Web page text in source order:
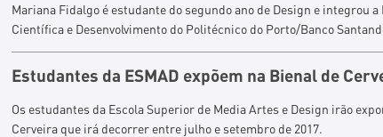
Mariana Fidalgo é estudante do segundo ano de Design e integrou
Científica e Desenvolvimento do Politécnico do Porto/Banco
Estudantes da ESMAD expõem na Bienal de
Os estudantes da Escola Superior de Media Artes e Design irão
Cerveira que irá decorrer entre julho e setembro de 2017.